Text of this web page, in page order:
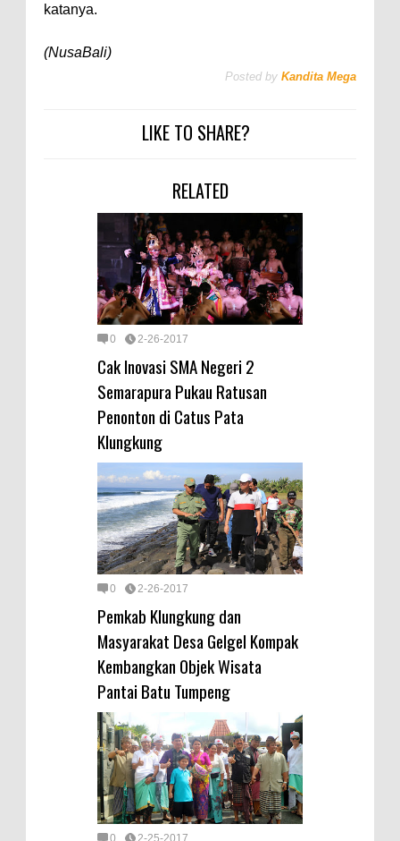
katanya.
(NusaBali)
Posted by Kandita Mega
LIKE TO SHARE?
RELATED
0 2-26-2017
Cak Inovasi SMA Negeri 2
Semarapura Pukau Ratusan
Penonton di Catus Pata
Klungkung
0 2-26-2017
Pemkab Klungkung dan
Masyarakat Desa Gelgel Kompak
Kembangkan Objek Wisata
Pantai Batu Tumpeng